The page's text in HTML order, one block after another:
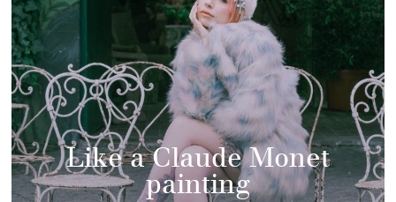
Like a Claude Monet
painting